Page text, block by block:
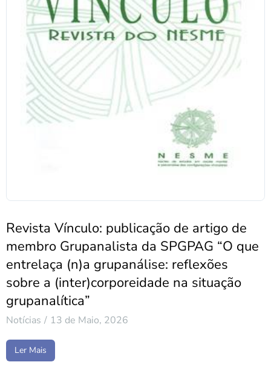
Revista Vínculo: publicação de artigo de
membro Grupanalista da SPGPAG “O que
entrelaça (n)a grupanálise: reflexões
sobre a (inter)corporeidade na situação
grupanalítica”
Notícias 13 de Maio, 2026
Ler Mais